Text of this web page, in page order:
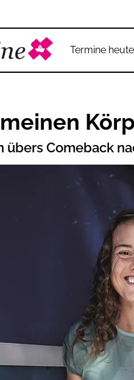
Termine heute
übers Comeback